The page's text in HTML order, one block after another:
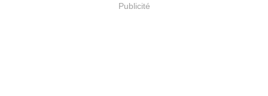
Publicité